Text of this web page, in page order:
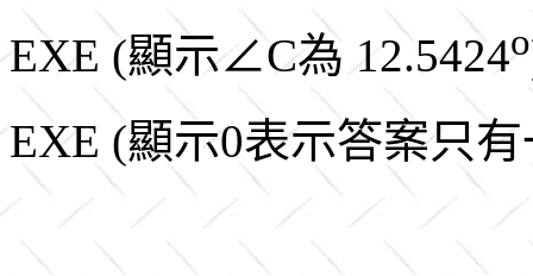
EXE (顯示∠C為 12.5424o
EXE (顯示0表示答案只